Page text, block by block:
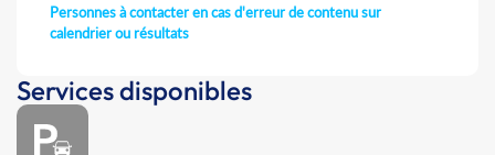
Personnes à contacter en cas d'erreur de contenu sur
calendrier ou résultats
Services disponibles